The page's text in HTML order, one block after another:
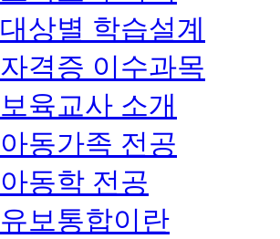
대상별 학습설계
자격증 이수과목
보육교사 소개
아동가족 전공
아동학 전공
유보통합이란